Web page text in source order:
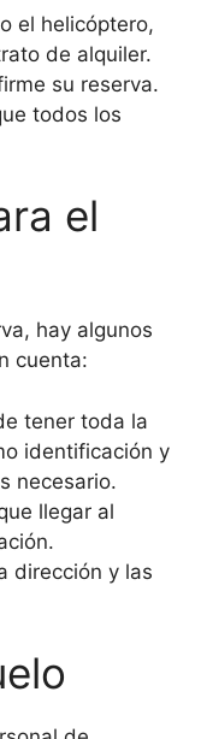
el helicóptero,
de alquiler.
su reserva.
todos los
el
hay algunos
cuenta:
tener toda la
identificación y
necesario.
llegar al
dirección y las